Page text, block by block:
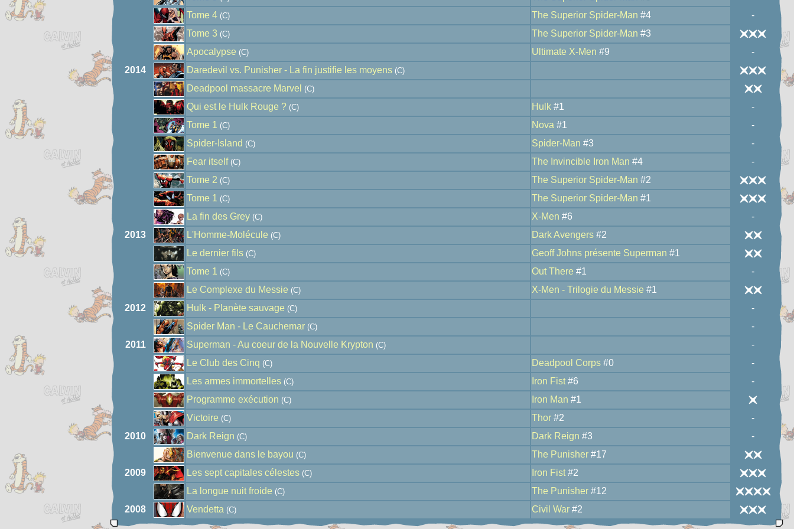
Tome 4 (C) The Superior Spider-Man #4
-
Tome 3 (C) The Superior Spider-Man #3
Apocalypse (C) Ultimate X-Men #9
-
2014
Daredevil vs. Punisher - La fin justifie les moyens (C)
Deadpool massacre Marvel (C)
Qui est le Hulk Rouge ? (C) Hulk #1
-
Tome 1
(C) Nova #1
-
Spider-Island (C) Spider-Man #3
-
Fear itself(C) The Invincible Iron Man #4
-
Tome 2 (C) The Superior Spider-Man #2
Tome 1
(C) The Superior Spider-Man #1
La fin des Grey (C) X-Men #6
-
2013
L'Homme-Molécule (C) Dark Avengers #2
Le dernier fils (C) Geoff Johns présente Superman #1
Tome 1
(C) Out There #1
-
Le Complexe du Messie (C) X-Men - Trilogie du Messie #1
2012
Hulk - Planète sauvage (C)
-
Spider Man - Le Cauchemar (C)
-
2011
Superman - Au coeur de la Nouvelle Krypton (C)
-
Le Club des Cinq (C) Deadpool Corps #0
-
Les armes immortelles (C) Iron Fist #6
-
Programme exécution (C) Iron Man #1
Victoire (C) Thor #2
-
2010
Dark Reign (C) Dark Reign #3
-
Bienvenue dans le bayou (C) The Punisher #17
2009
Les sept capitales célestes (C) Iron Fist #2
La longue nuit froide (C) The Punisher #12
2008
Vendetta (C) Civil War #2